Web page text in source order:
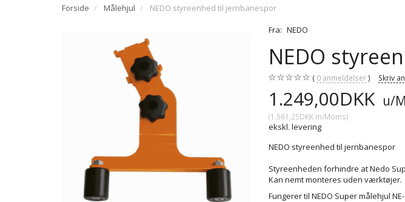
Forside Målehjul
NEDO styreenhed til jernbanespor
Fra: NEDO
NEDO
0 anmeldelser Skriv
1.249,00DKK u/
(1.561,25DKK m/Moms)
ekskl. levering
NEDO styreenhed til jernbanespor
Styreenheden forhindre at Nedo
Kan nemt monteres udenværktøjer.
Fungerer til NEDO Super målehjul NE-